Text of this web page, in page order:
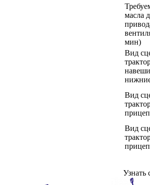
масла
мин)
Вид
Вид
прицеп
Вид
Узнать